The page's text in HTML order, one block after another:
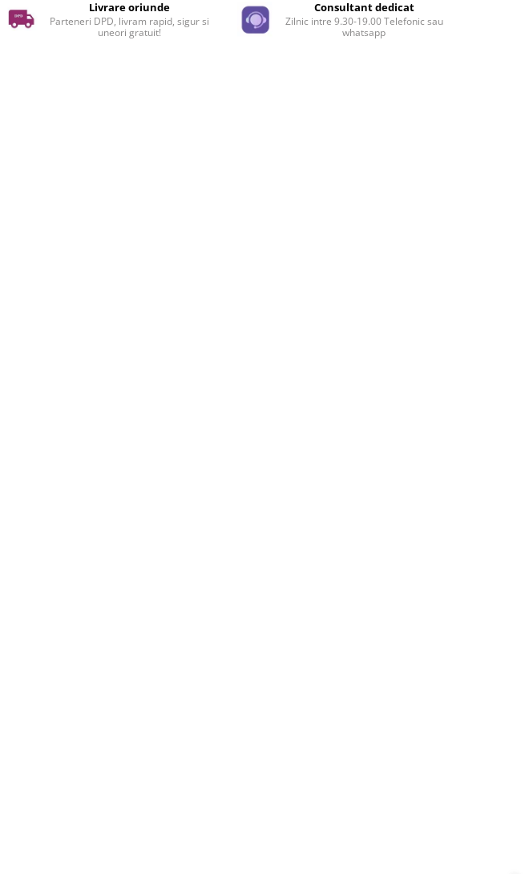
Livrare oriunde
Parteneri DPD, livram rapid, sigur si
uneori gratuit!
Consultant dedicat
Zilnic intre 9.30-19.00 Telefonic sau
whatsapp